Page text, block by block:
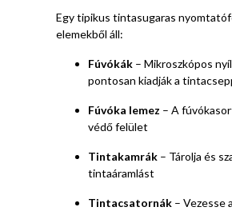
Egy tipikus tintasugaras
elemekből áll:
Fúvókák – Mikroszkópos
pontosan kiadják a
Fúvóka lemez – A
védő felület
Tintakamrák – Tárolja és
tintaáramlást
Tintacsatornák – Vezesse